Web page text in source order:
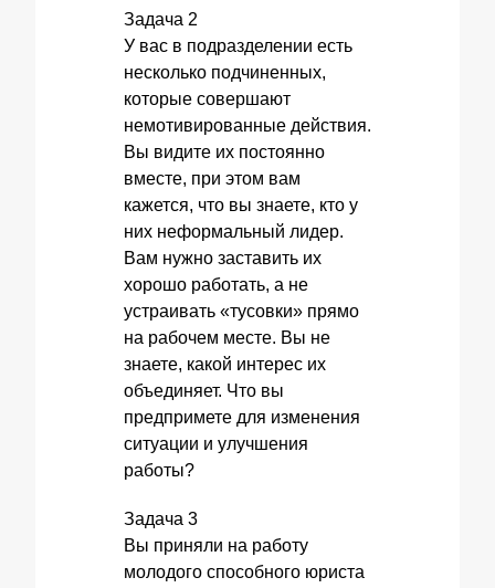
Задача 2
У вас в подразделении есть
несколько подчиненных,
которые совершают
немотивированные действия.
Вы видите их постоянно
вместе, при этом вам
кажется, что вы знаете, кто у
них неформальный лидер.
Вам нужно заставить их
хорошо работать, а не
устраивать «тусовки» прямо
на рабочем месте. Вы не
знаете, какой интерес их
объединяет. Что вы
предпримете для изменения
ситуации и улучшения
работы?
Задача 3
Вы приняли на работу
молодого способного юриста